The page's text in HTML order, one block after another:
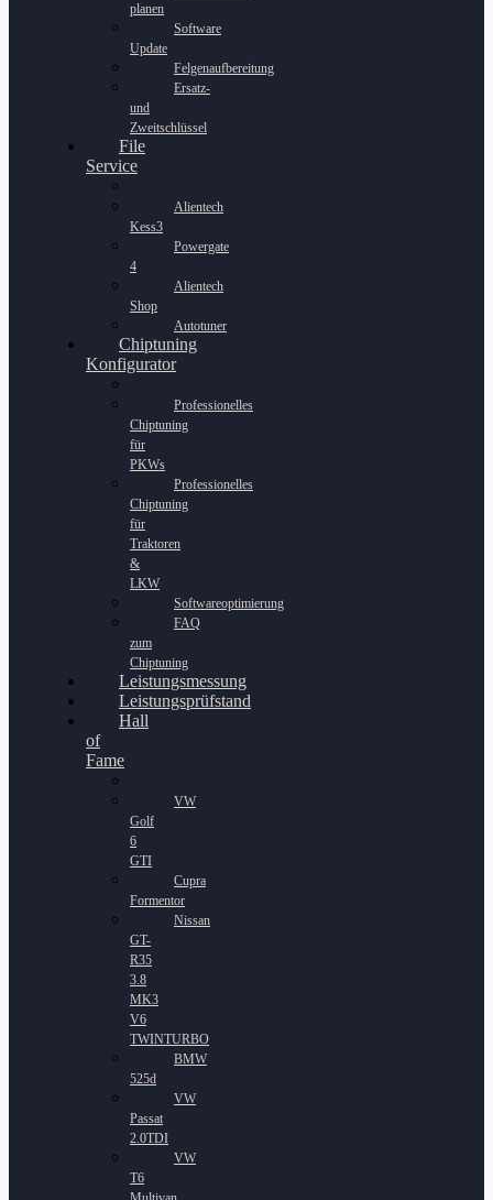
planen
Software
Update
Felgenaufbereitung
Ersatz-
und
Zweitschlüssel
File
Service
Alientech
Kess3
Powergate
4
Alientech
Shop
Autotuner
Chiptuning
Konfigurator
Professionelles
Chiptuning
für
PKWs
Professionelles
Chiptuning
für
Traktoren
&
LKW
Softwareoptimierung
FAQ
zum
Chiptuning
Leistungsmessung
Leistungsprüfstand
Hall
of
Fame
VW
Golf
6
GTI
Cupra
Formentor
Nissan
GT-
R35
3.8
MK3
V6
TWINTURBO
BMW
525d
VW
Passat
2.0TDI
VW
T6